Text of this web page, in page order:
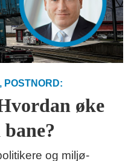
POSTNORD:
øke
og miljø-